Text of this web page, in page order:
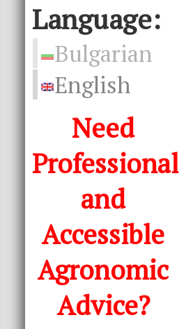
Language:
Bulgarian
English
Need
Professional
and
Accessible
Agronomic
Advice?